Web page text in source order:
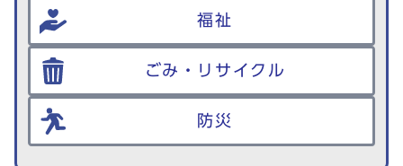
福祉
ごみ・リサイクル
防災